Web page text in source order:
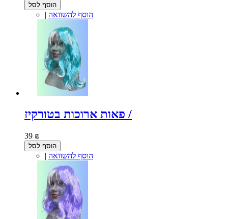
הוסף לסל
| הוסף להשוואה
פאות ארוכות בטורקיז /
39 ₪
הוסף לסל
| הוסף להשוואה